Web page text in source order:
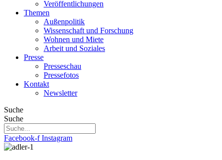
Veröffentlichungen
Themen
Außenpolitik
Wissenschaft und Forschung
Wohnen und Miete
Arbeit und Soziales
Presse
Presseschau
Pressefotos
Kontakt
Newsletter
Suche
Suche
Facebook-f Instagram